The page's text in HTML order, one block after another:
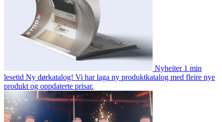
Nyheiter 1 min
lesetid Ny dørkatalog! Vi har laga ny produktkatalog med fleire nye
produkt og oppdaterte prisar.